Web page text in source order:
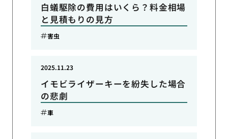
白蟻駆除の費用はいくら？料金相場
と見積もりの見方
害虫
イモビライザーキーを紛失した場合
の悲劇
2025.11.23
車